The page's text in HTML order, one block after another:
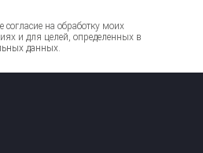
на обработку моих
и для целей, определенных в
данных.